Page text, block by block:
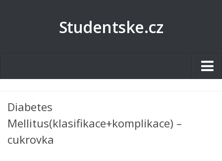
Studentske.cz
Tematické okruhy
Angličtina
Art
Diabetes
Mellitus(klasifikace+komplikace) –
cukrovka